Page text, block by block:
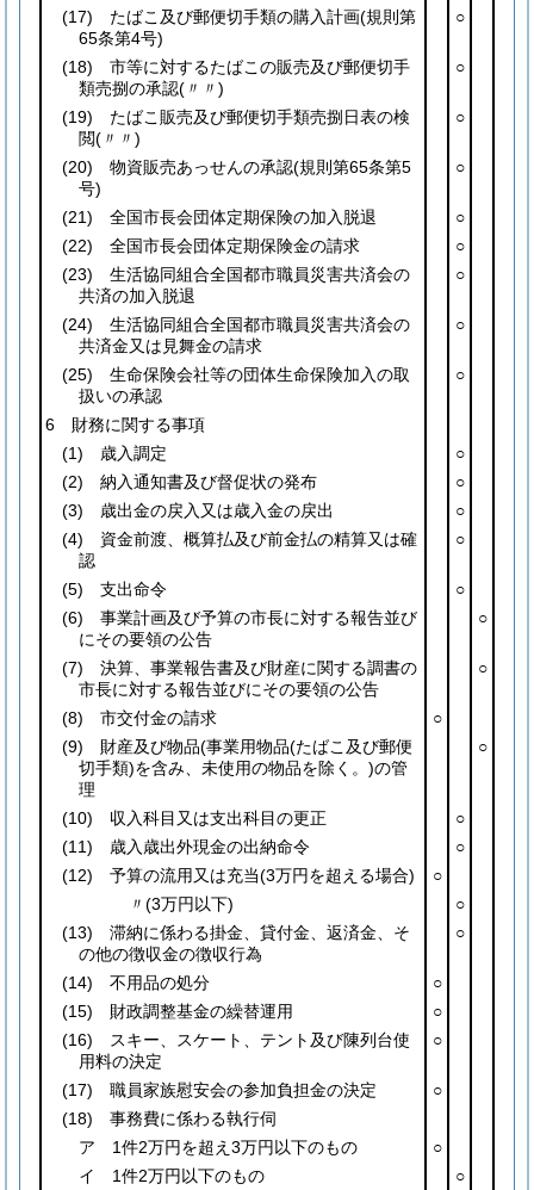
(17) たばこ及び郵便切手類の購入計画(規則第
65条第4号)
○
(18) 市等に対するたばこの販売及び郵便切手
類売捌の承認(〃〃)
○
(19) たばこ販売及び郵便切手類売捌日表の検
閲(〃〃)
○
(20) 物資販売あっせんの承認(規則第65条第5
号)
○
(21) 全国市長会団体定期保険の加入脱退
○
(22) 全国市長会団体定期保険金の請求
○
(23) 生活協同組合全国都市職員災害共済会の
共済の加入脱退
○
(24) 生活協同組合全国都市職員災害共済会の
共済金又は見舞金の請求
○
(25) 生命保険会社等の団体生命保険加入の取
扱いの承認
○
6 財務に関する事項
(1) 歳入調定
○
(2) 納入通知書及び督促状の発布
○
(3) 歳出金の戻入又は歳入金の戻出
○
(4) 資金前渡、概算払及び前金払の精算又は確
認
○
(5) 支出命令
○
(6) 事業計画及び予算の市長に対する報告並び
にその要領の公告
○
(7) 決算、事業報告書及び財産に関する調書の
市長に対する報告並びにその要領の公告
○
(8) 市交付金の請求
○
(9) 財産及び物品(事業用物品(たばこ及び郵便
切手類)を含み、未使用の物品を除く。)の管
理
○
(10) 収入科目又は支出科目の更正
○
(11) 歳入歳出外現金の出納命令
○
(12) 予算の流用又は充当(3万円を超える場合)
○
〃 (3万円以下)
○
(13) 滞納に係わる掛金、貸付金、返済金、そ
の他の徴収金の徴収行為
○
(14) 不用品の処分
○
(15) 財政調整基金の繰替運用
○
(16) スキー、スケート、テント及び陳列台使
用料の決定
○
(17) 職員家族慰安会の参加負担金の決定
○
(18) 事務費に係わる執行伺
ア 1件2万円を超え3万円以下のもの
○
イ 1件2万円以下のもの
○